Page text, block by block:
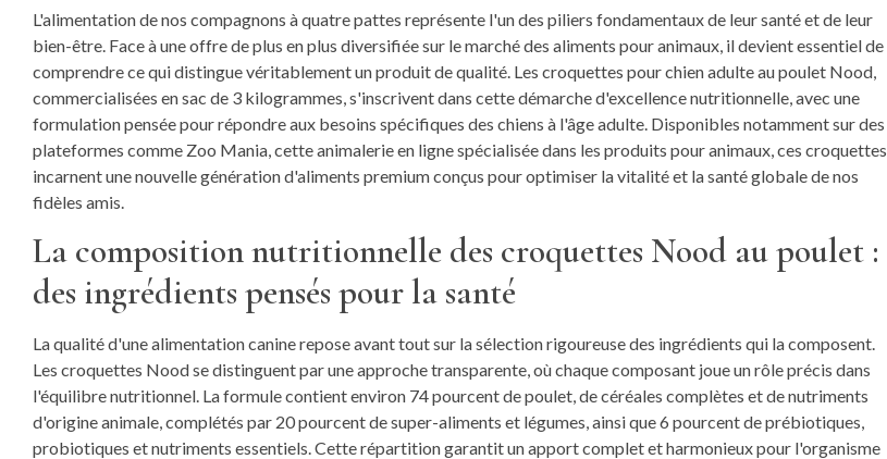
L'alimentation de nos compagnons à quatre pattes représente l'un des piliers fondamentaux de leur santé et de leur
bien-être. Face à une offre de plus en plus diversifiée sur le marché des aliments pour animaux, il devient essentiel de
comprendre ce qui distingue véritablement un produit de qualité. Les croquettes pour chien adulte au poulet Nood,
commercialisées en sac de 3 kilogrammes, s'inscrivent dans cette démarche d'excellence nutritionnelle, avec une
formulation pensée pour répondre aux besoins spécifiques des chiens à l'âge adulte. Disponibles notamment sur des
plateformes comme Zoo Mania, cette animalerie en ligne spécialisée dans les produits pour animaux, ces croquettes
incarnent une nouvelle génération d'aliments premium conçus pour optimiser la vitalité et la santé globale de nos
fidèles amis.
La composition nutritionnelle des croquettes Nood au poulet :
des ingrédients pensés pour la santé
La qualité d'une alimentation canine repose avant tout sur la sélection rigoureuse des ingrédients qui la composent.
Les croquettes Nood se distinguent par une approche transparente, où chaque composant joue un rôle précis dans
l'équilibre nutritionnel. La formule contient environ 74 pourcent de poulet, de céréales complètes et de nutriments
d'origine animale, complétés par 20 pourcent de super-aliments et légumes, ainsi que 6 pourcent de prébiotiques,
probiotiques et nutriments essentiels. Cette répartition garantit un apport complet et harmonieux pour l'organisme